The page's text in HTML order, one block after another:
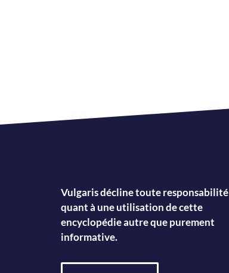
Vulgaris décline toute responsabilité
quant à une utilisation de cette
encyclopédie autre que purement
informative.